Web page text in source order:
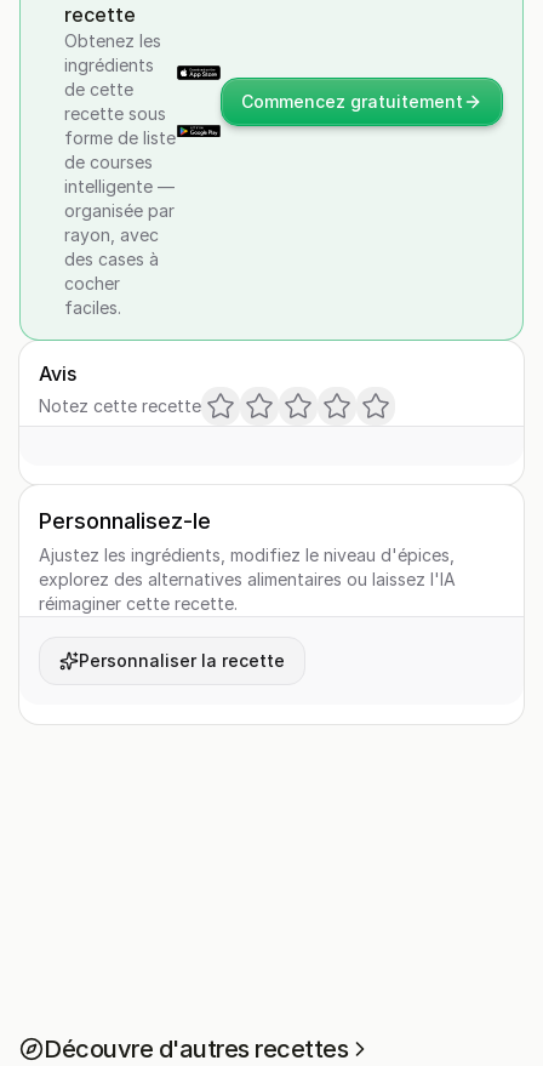
recette
Obtenez les
ingrédients
de cette
recette sous
forme de liste
de courses
intelligente —
organisée par
rayon, avec
des cases à
cocher
faciles.
Commencez gratuitement
Avis
Notez cette recette
Personnalisez-le
Ajustez les ingrédients, modifiez le niveau d'épices,
explorez des alternatives alimentaires ou laissez l'IA
réimaginer cette recette.
Personnaliser la recette
Découvre d'autres recettes